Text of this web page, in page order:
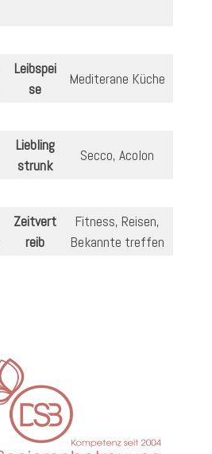
Leibspei
se
Mediterane Küche
Liebling
strunk
Secco, Acolon
Zeitvert
reib
Fitness, Reisen,
Bekannte treffen